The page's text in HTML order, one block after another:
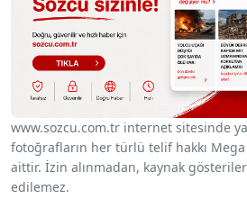
www.sozcu.com.tr internet sitesinde
fotoğrafların her türlü telif hakkı Mega
aittir. İzin alınmadan, kaynak
edilemez.